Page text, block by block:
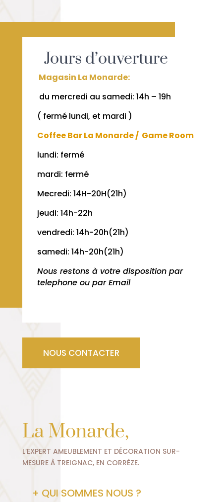
Jours d’ouverture
Magasin La Monarde:
du mercredi au samedi: 14h – 19h
( fermé lundi, et mardi )
Coffee Bar La Monarde / Game Room
lundi: fermé
mardi: fermé
Mecredi: 14H-20H(21h)
jeudi: 14h-22h
vendredi: 14h-20h(21h)
samedi: 14h-20h(21h)
Nous restons à votre disposition par
telephone ou par Email
NOUS CONTACTER
La Monarde,
L’EXPERT AMEUBLEMENT ET DÉCORATION SUR-
MESURE À TREIGNAC, EN CORRÈZE.
+ QUI SOMMES NOUS ?